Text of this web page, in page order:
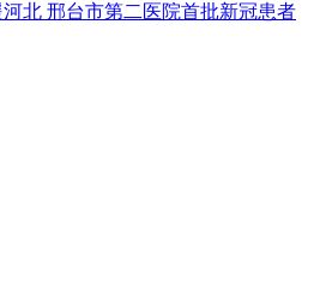
北 邢台市第二医院首批新冠患者